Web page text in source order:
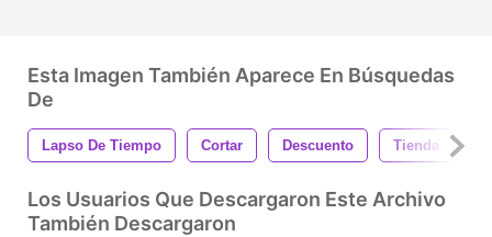
Esta Imagen También Aparece En Búsquedas
De
Lapso De Tiempo Cortar Descuento Tienda
Los Usuarios Que Descargaron Este Archivo
También Descargaron